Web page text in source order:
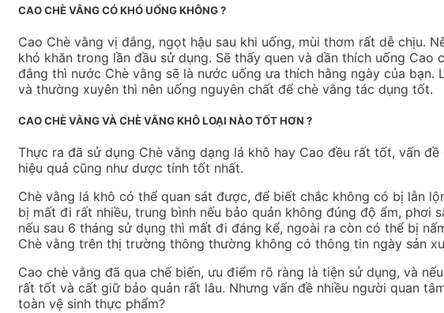
CAO CHÈ VẰNG CÓ KHÓ UỐNG KHÔNG ?
Cao Chè vằng vị đắng, ngọt hậu sau khi uống, mùi thơm rất dễ chịu.
khó khăn trong lần đầu sử dụng. Sẽ thấy quen và dần thích uống
đắng thì nước Chè vằng sẽ là nước uống ưa thích hằng ngày của
và thường xuyên thì nên uống nguyên chất để chè vằng tác dụng tốt.
CAO CHÈ VẰNG VÀ CHÈ VẰNG KHÔ LOẠI NÀO TỐT HƠN ?
Thực ra đã sử dụng Chè vằng dạng lá khô hay Cao đều rất tốt, vấn
hiệu quả cũng như dược tính tốt nhất.
Chè vằng lá khô có thể quan sát được, để biết chắc không có bị lẫn
bị mất đi rất nhiều, trung bình nếu bảo quản không đúng độ ẩm,
nếu sau 6 tháng sử dụng thì mất đi đáng kể, ngoài ra còn có thể bị
Chè vằng trên thị trường thông thường không có thông tin ngày sản
Cao chè vằng đã qua chế biến, ưu điểm rõ ràng là tiện sử dụng, và
rất tốt và cất giữ bảo quản rất lâu. Nhưng vấn đề nhiều người quan
toàn vệ sinh thực phẩm?